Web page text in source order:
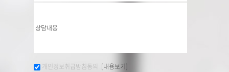
개인정보취급방침동의 [내용보기]